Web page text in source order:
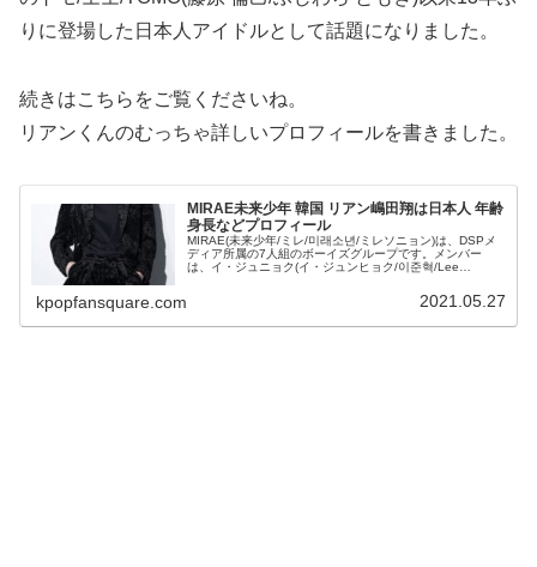
りに登場した日本人アイドルとして話題になりました。
続きはこちらをご覧くださいね。
リアンくんのむっちゃ詳しいプロフィールを書きました。
MIRAE未来少年 韓国 リアン嶋田翔は日本人 年齢
身長などプロフィール
MIRAE(未来少年/ミレ/미래소년/ミレソニョン)は、DSPメ
ディア所属の7人組のボーイズグループです。メンバー
は、イ・ジュニョク(イ・ジュンヒョク/이준혁/Lee
kpopfansquare.com 2021.05.27